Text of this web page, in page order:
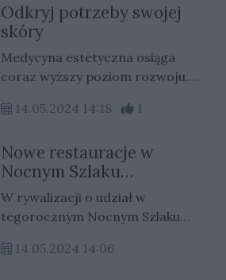
Odkryj potrzeby swojej
skóry
Medycyna estetyczna osiąga
coraz wyższy poziom rozwoju.
pozwalające na kompleksową
14.05.2024 14:18 1
Nowe restauracje w
Nocnym Szlaku
Kulinarnym! Gorzów kusi
smakami!
W rywalizacji o udział w
tegorocznym Nocnym Szlaku
pietruszka, a ostatecznie wygrała
14.05.2024 14:06